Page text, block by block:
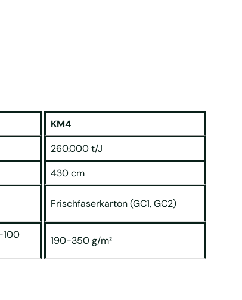
KM4
260.000 t/J
430 cm
Frischfaserkarton (GC1, GC2)
100
190-350 g/m²